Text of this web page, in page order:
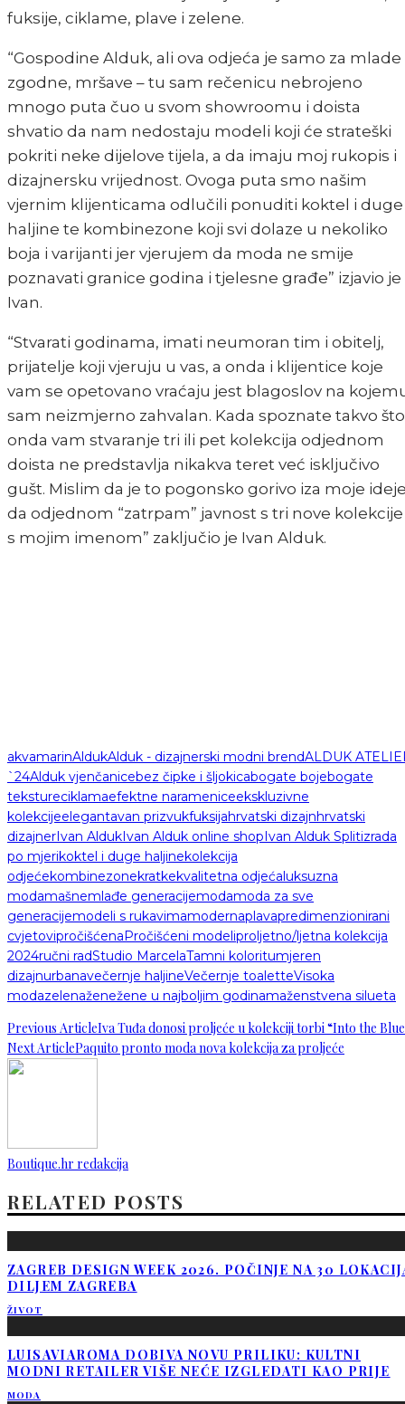
fuksije, ciklame, plave i zelene.
“Gospodine Alduk, ali ova odjeća je samo za mlade
zgodne, mršave – tu sam rečenicu nebrojeno
mnogo puta čuo u svom showroomu i doista
shvatio da nam nedostaju modeli koji će strateški
pokriti neke dijelove tijela, a da imaju moj rukopis i
dizajnersku vrijednost. Ovoga puta smo našim
vjernim klijenticama odlučili ponuditi koktel i duge
haljine te kombinezone koji svi dolaze u nekoliko
boja i varijanti jer vjerujem da moda ne smije
poznavati granice godina i tjelesne građe” izjavio je
Ivan.
“Stvarati godinama, imati neumoran tim i obitelj,
prijatelje koji vjeruju u vas, a onda i klijentice koje
vam se opetovano vraćaju jest blagoslov na
sam neizmjerno zahvalan. Kada spoznate takvo što
onda vam stvaranje tri ili pet kolekcija odjednom
doista ne predstavlja nikakva teret već isključivo
gušt. Mislim da je to pogonsko gorivo iza moje
da odjednom “zatrpam” javnost s tri nove kolekcije
s mojim imenom” zaključio je Ivan Alduk.
akvamarinAldukAlduk - dizajnerski modni brendALDUK
`24Alduk vjenčanicebez čipke i šljokicabogate bojebogate
tekstureciklamaefektne narameniceekskluzivne
kolekcijeelegantavan prizvukfuksijahrvatski dizajnhrvatski
dizajnerIvan AldukIvan Alduk online shopIvan Alduk Splitizrada
po mjerikoktel i duge haljinekolekcija
odjećekombinezonekratkekvalitetna odjećaluksuzna
modamašnemlađe generacijemodamoda za sve
generacijemodeli s rukavimamodernaplavapredimenzionirani
cvjetovipročišćenaPročišćeni modeliproljetno/ljetna kolekcija
2024ručni radStudio MarcelaTamni koloritumjeren
dizajnurbanavečernje haljineVečernje toaletteVisoka
modazelenaženežene u najboljim godinamaženstvena silueta
Previous ArticleIva Tuđa donosi proljeće u kolekciji torbi “Into the
Next ArticlePaquito pronto moda nova kolekcija za proljeće
Boutique.hr redakcija
RELATED POSTS
ZAGREB DESIGN WEEK 2026. POČINJE NA 30
DILJEM ZAGREBA
ŽIVOT
LUISAVIAROMA DOBIVA NOVU PRILIKU: KULTNI
MODNI RETAILER VIŠE NEĆE IZGLEDATI KAO PRIJE
MODA